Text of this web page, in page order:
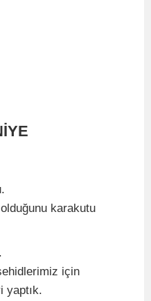
karakutu
için
yaptık.